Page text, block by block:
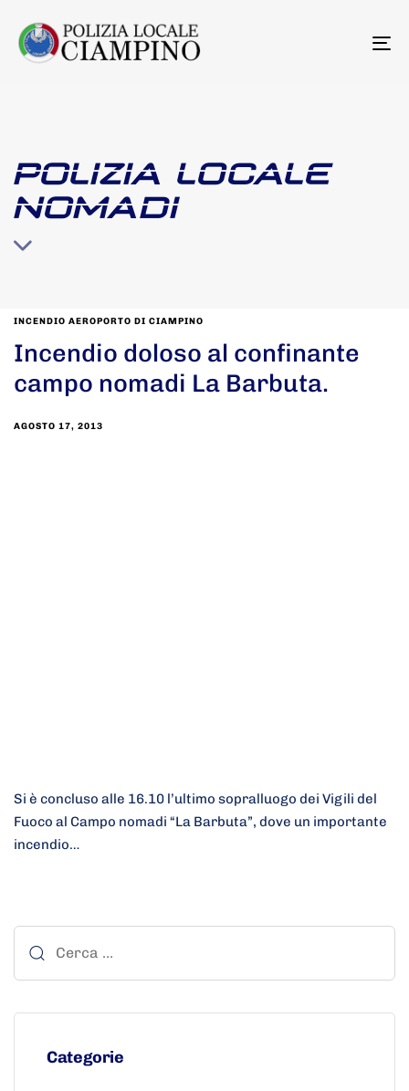
POLIZIA LOCALE
NOMADI
INCENDIO AEROPORTO DI CIAMPINO
Incendio doloso al confinante
campo nomadi La Barbuta.
AGOSTO 17, 2013
Si è concluso alle 16.10 l’ultimo sopralluogo dei Vigili del
Fuoco al Campo nomadi “La Barbuta”, dove un importante
incendio…
Categorie